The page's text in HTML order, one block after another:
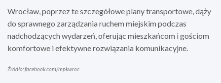
Wrocław, poprzez te szczegółowe plany transportowe, dąży
do sprawnego zarządzania ruchem miejskim podczas
nadchodzących wydarzeń, oferując mieszkańcom i gościom
komfortowe i efektywne rozwiązania komunikacyjne.
Źródło: facebook.com/mpkwroc